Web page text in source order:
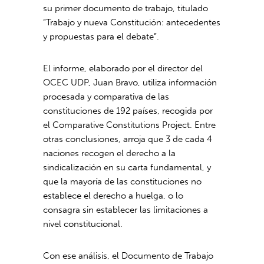
su primer documento de trabajo, titulado
“Trabajo y nueva Constitución: antecedentes
y propuestas para el debate”.
El informe, elaborado por el director del
OCEC UDP, Juan Bravo, utiliza información
procesada y comparativa de las
constituciones de 192 países, recogida por
el Comparative Constitutions Project. Entre
otras conclusiones, arroja que 3 de cada 4
naciones recogen el derecho a la
sindicalización en su carta fundamental, y
que la mayoría de las constituciones no
establece el derecho a huelga, o lo
consagra sin establecer las limitaciones a
nivel constitucional.
Con ese análisis, el Documento de Trabajo